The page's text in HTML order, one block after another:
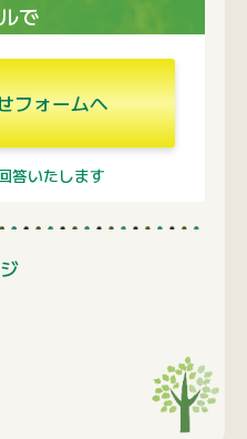
で
フォームへ
答いたします